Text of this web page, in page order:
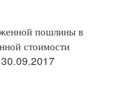
пошлины в
стоимости
30.09.2017